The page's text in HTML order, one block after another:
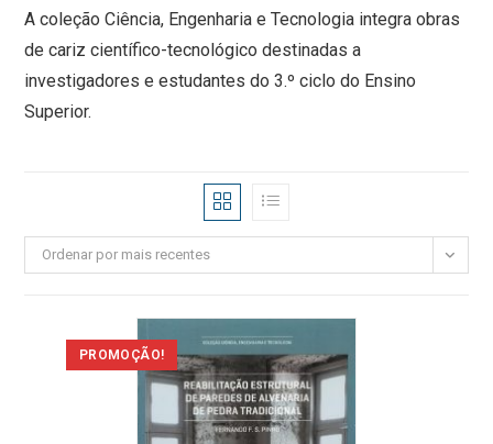
A coleção Ciência, Engenharia e Tecnologia integra obras
de cariz científico-tecnológico destinadas a
investigadores e estudantes do 3.º ciclo do Ensino
Superior.
Ordenar por mais recentes
PROMOÇÃO!